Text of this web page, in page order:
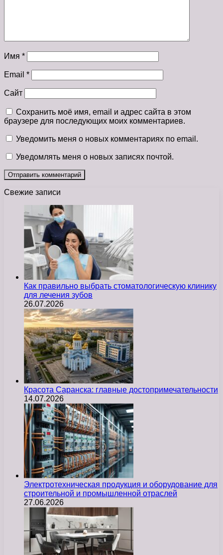
Имя *
Email *
Сайт
Сохранить моё имя, email и адрес сайта в этом
браузере для последующих моих комментариев.
Уведомить меня о новых комментариях по email.
Уведомлять меня о новых записях почтой.
Свежие записи
Как правильно выбрать стоматологическую клинику
для лечения зубов
26.07.2026
Красота Саранска: главные достопримечательности
14.07.2026
Электротехническая продукция и оборудование для
строительной и промышленной отраслей
27.06.2026